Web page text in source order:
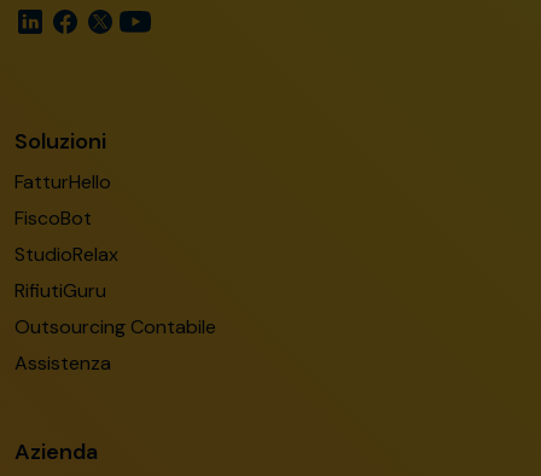
Soluzioni
FatturHello
FiscoBot
StudioRelax
RifiutiGuru
Outsourcing Contabile
Assistenza
Azienda